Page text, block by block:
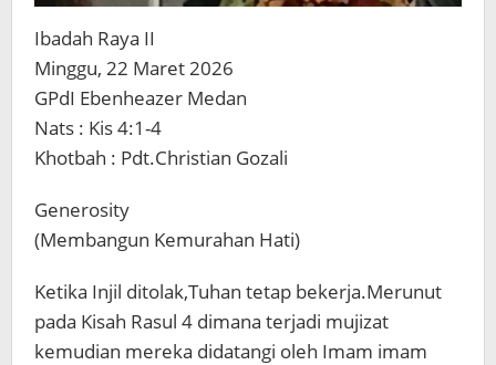
Ibadah Raya II
Minggu, 22 Maret 2026
GPdI Ebenheazer Medan
Nats : Kis 4:1-4
Khotbah : Pdt.Christian Gozali
Generosity
(Membangun Kemurahan Hati)
Ketika Injil ditolak,Tuhan tetap bekerja.Merunut
pada Kisah Rasul 4 dimana terjadi mujizat
kemudian mereka didatangi oleh Imam imam